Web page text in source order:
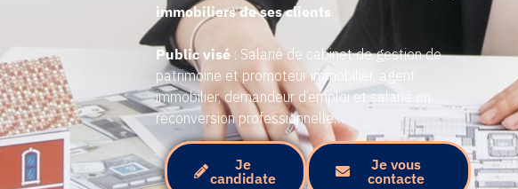
immobiliers de ses clients.
Public visé : Salarié de cabinet de gestion de
patrimoine et promoteur immobilier, agent
immobilier, demandeur d’emploi et salarié en
reconversion professionnelle…
Je
candidate
Je vous
contacte